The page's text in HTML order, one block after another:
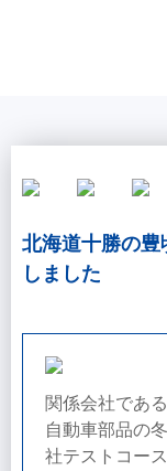
北海道十勝の
しました
関係会社であ
自動車部品の
社テストコー